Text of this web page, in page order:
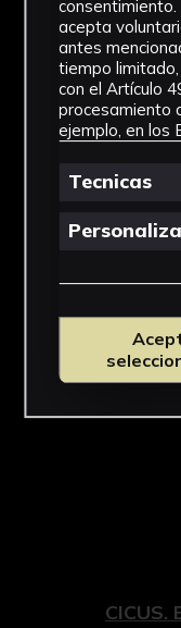
de 2009.
CICUS.
acepta
antes
tiempo
con el Artículo
procesamiento
ejemplo, en los
Tecnicas